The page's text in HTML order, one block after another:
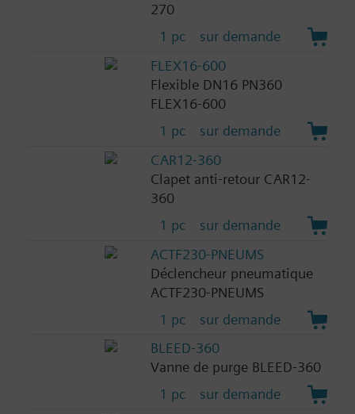
270
1 pc
sur demande
FLEX16-600
Flexible DN16 PN360
FLEX16-600
1 pc
sur demande
CAR12-360
Clapet anti-retour CAR12-
360
1 pc
sur demande
ACTF230-PNEUMS
Déclencheur pneumatique
ACTF230-PNEUMS
1 pc
sur demande
BLEED-360
Vanne de purge BLEED-360
1 pc
sur demande